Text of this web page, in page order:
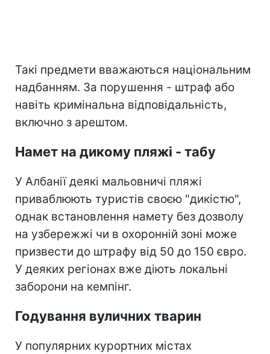
Такі предмети вважаються національним
надбанням. За порушення - штраф або
навіть кримінальна відповідальність,
включно з арештом.
Намет на дикому пляжі - табу
У Албанії деякі мальовничі пляжі
приваблюють туристів своєю "дикістю",
однак встановлення намету без дозволу
на узбережжі чи в охоронній зоні може
призвести до штрафу від 50 до 150 євро.
У деяких регіонах вже діють локальні
заборони на кемпінг.
Годування вуличних тварин
У популярних курортних містах